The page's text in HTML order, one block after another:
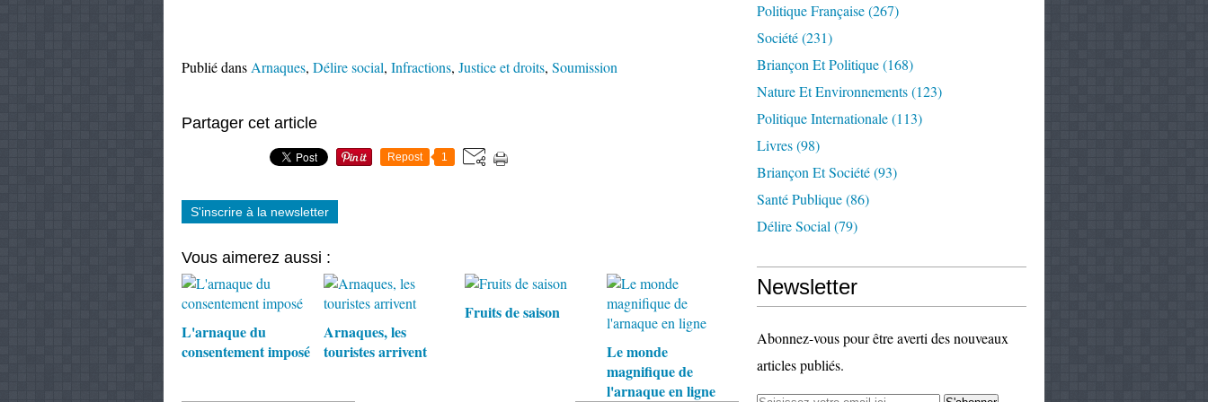
Publié dans Arnaques, Délire social, Infractions, Justice et droits, Soumission
Partager cet article
Repost 1
S'inscrire à la newsletter
Vous aimerez aussi :
L'arnaque du
consentement imposé
Arnaques, les
touristes arrivent
Fruits de saison
Le monde
magnifique de
l'arnaque en ligne
Politique Française(267)
Société(231)
Briançon Et Politique(168)
Nature Et Environnements(123)
Politique Internationale(113)
Livres(98)
Briançon Et Société(93)
Santé Publique(86)
Délire Social (79)
Newsletter
Abonnez-vous pour être averti des nouveaux
articles publiés.